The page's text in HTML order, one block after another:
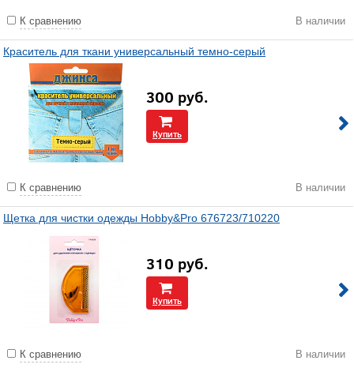
К сравнению В наличии
Краситель для ткани универсальный темно-серый
300 руб.
Купить
К сравнению В наличии
Щетка для чистки одежды Hobby&Pro 676723/710220
310 руб.
Купить
К сравнению В наличии